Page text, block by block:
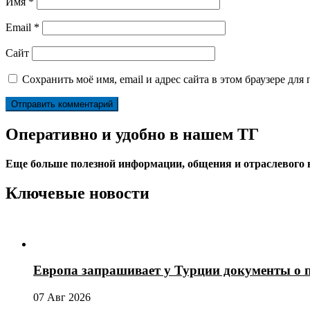
Email *
Сайт
Сохранить моё имя, email и адрес сайта в этом браузере
Оперативно и удобно в нашем ТГ
Еще больше полезной информации, общения и
Ключевые новости
Европа запрашивает у Турции документы о
07 Авг 2026